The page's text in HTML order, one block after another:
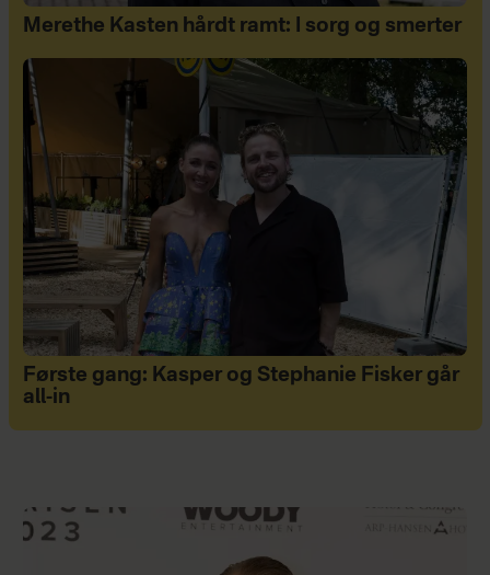
Merethe Kasten hårdt ramt: I sorg og smerter
Første gang: Kasper og Stephanie Fisker går
all-in